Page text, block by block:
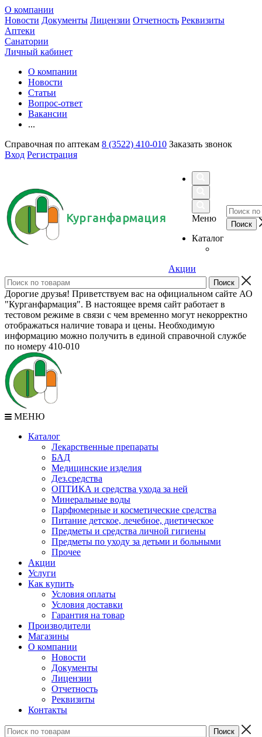
О компании
Новости Документы Лицензии Отчетность Реквизиты
Аптеки
Санатории
Личный кабинет
О компании
Новости
Статьи
Вопрос-ответ
Вакансии
...
Справочная по аптекам 8 (3522) 410-010 Заказать звонок
Вход Регистрация
Курганфармация
Меню
Каталог
Акции
Дорогие друзья! Приветствуем вас на официальном сайте АО
"Курганфармация". В настоящее время сайт работает в
тестовом режиме в связи с чем временно могут некорректно
отображаться наличие товара и цены. Необходимую
информацию можно получить в единой справочной службе
по номеру 410-010
МЕНЮ
Каталог
Лекарственные препараты
БАД
Медицинские изделия
Дез.средства
ОПТИКА и средства ухода за ней
Минеральные воды
Парфюмерные и косметические средства
Питание детское, лечебное, диетическое
Предметы и средства личной гигиены
Предметы по уходу за детьми и больными
Прочее
Акции
Услуги
Как купить
Условия оплаты
Условия доставки
Гарантия на товар
Производители
Магазины
О компании
Новости
Документы
Лицензии
Отчетность
Реквизиты
Контакты